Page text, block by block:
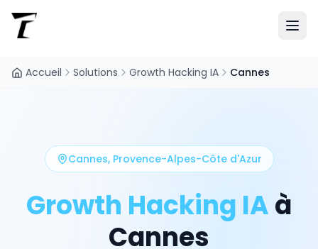
Accueil Solutions Growth Hacking IA Cannes
Cannes, Provence-Alpes-Côte d'Azur
Growth Hacking IAà
Cannes